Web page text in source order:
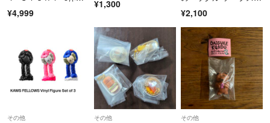
¥4,999
¥1,300
¥2,100
その他 その他 その他